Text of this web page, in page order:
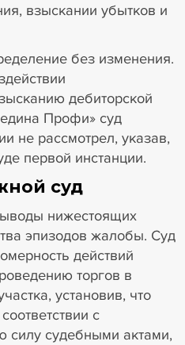
взыскании убытков и
без изменения.
дебиторской
Профи» суд
не рассмотрел, указав,
первой инстанции.
суд
нижестоящих
эпизодов жалобы. Суд
действий
торгов в
установив, что
с
силу судебными актами,